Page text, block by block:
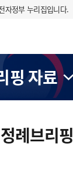
자정부 누리집입니다.
핑 자료
례브리핑